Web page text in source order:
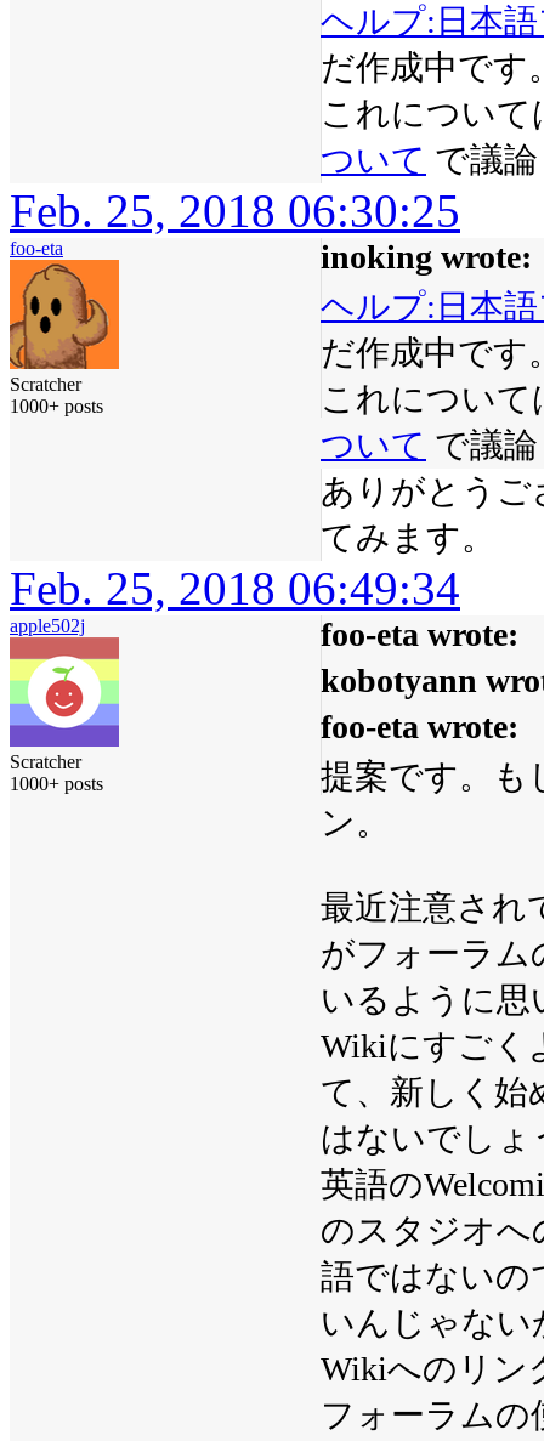
ヘルプ:日本
だ作成中です
これについ
ついて で議
Feb. 25, 2018 06:30:25
foo-eta
Scratcher
1000+ posts
inoking wrote:
ヘルプ:日本
だ作成中です
これについ
ついて で議
ありがとうご
てみます。
Feb. 25, 2018 06:49:34
apple502j
Scratcher
1000+ posts
foo-eta wrote:
kobotyann
foo-eta wrote:
提案です。も
ン。
最近注意され
がフォーラム
いるように思
Wikiにすごく
て、新しく始
はないでしょ
英語の
のスタジオへ
語ではないの
いんじゃない
Wikiへのリン
フォーラムの